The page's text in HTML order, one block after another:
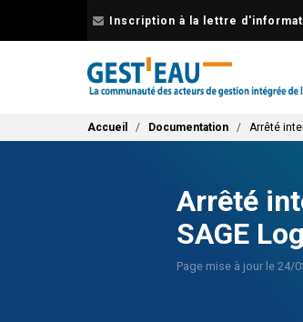
Inscription à la lettre
Fil d'Ariane
Accueil Documentation Arrêté
Arrêté
SAGE
Page mise à jour le 24/